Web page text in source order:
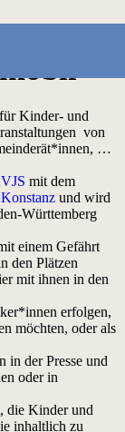
Kinder- und
von
…
mit dem
und wird
Württemberg
einem Gefährt
den Plätzen
mit ihnen in den
erfolgen,
möchten, oder als
in der Presse und
oder in
die Kinder und
inhaltlich zu